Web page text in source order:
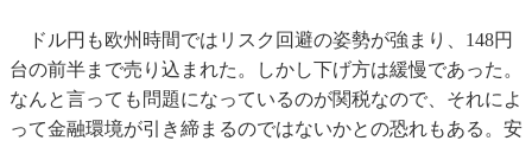
ドル円も欧州時間ではリスク回避の姿勢が強まり、148円
台の前半まで売り込まれた。しかし下げ方は緩慢であった。
なんと言っても問題になっているのが関税なので、それによ
って金融環境が引き締まるのではないかとの恐れもある。安